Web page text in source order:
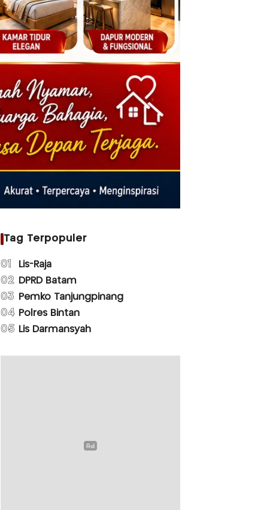
Tag Terpopuler
01 Lis-Raja
02 DPRD Batam
03 Pemko Tanjungpinang
04 Polres Bintan
05 Lis Darmansyah